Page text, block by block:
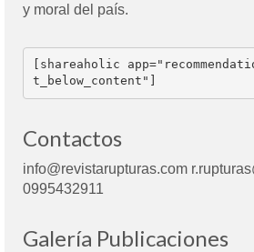
y moral del país.
[shareaholic
t_below_content"]
Contactos
info@revistarupturas.com
0995432911
Galería Publicaciones